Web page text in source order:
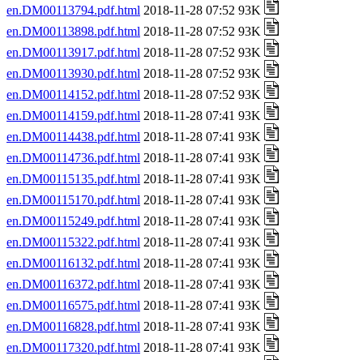
en.DM00113794.pdf.html 2018-11-28 07:52 93K
en.DM00113898.pdf.html 2018-11-28 07:52 93K
en.DM00113917.pdf.html 2018-11-28 07:52 93K
en.DM00113930.pdf.html 2018-11-28 07:52 93K
en.DM00114152.pdf.html 2018-11-28 07:52 93K
en.DM00114159.pdf.html 2018-11-28 07:41 93K
en.DM00114438.pdf.html 2018-11-28 07:41 93K
en.DM00114736.pdf.html 2018-11-28 07:41 93K
en.DM00115135.pdf.html 2018-11-28 07:41 93K
en.DM00115170.pdf.html 2018-11-28 07:41 93K
en.DM00115249.pdf.html 2018-11-28 07:41 93K
en.DM00115322.pdf.html 2018-11-28 07:41 93K
en.DM00116132.pdf.html 2018-11-28 07:41 93K
en.DM00116372.pdf.html 2018-11-28 07:41 93K
en.DM00116575.pdf.html 2018-11-28 07:41 93K
en.DM00116828.pdf.html 2018-11-28 07:41 93K
en.DM00117320.pdf.html 2018-11-28 07:41 93K